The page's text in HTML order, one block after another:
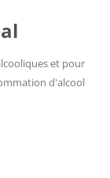
et pour
d'alcool